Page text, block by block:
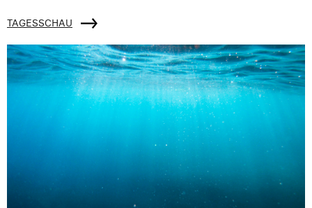
TAGESSCHAU